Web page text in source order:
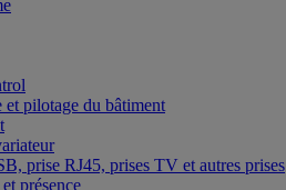
et pilotage du bâtiment
prise RJ45, prises TV et autres prises
présence